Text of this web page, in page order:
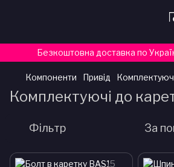
Безкоштовна доставка по
Компоненти Привід
Комплектуючі до
Фільтр За